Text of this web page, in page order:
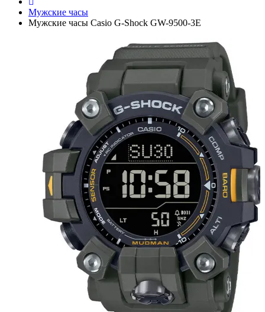
Мужские часы
Мужские часы Casio G-Shock GW-9500-3E